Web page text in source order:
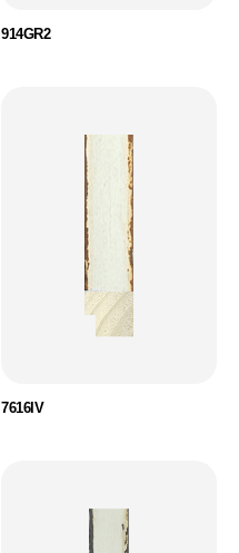
914GR2
7616IV